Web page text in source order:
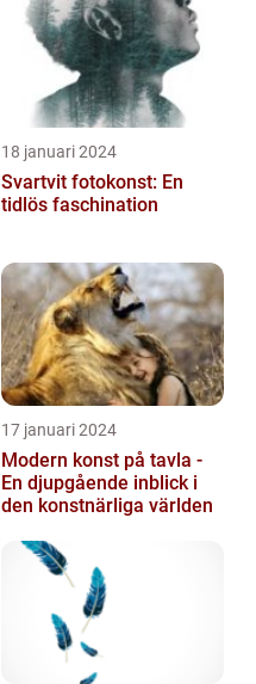
18 januari 2024
Svartvit fotokonst: En
tidlös faschination
17 januari 2024
Modern konst på tavla -
En djupgående inblick i
den konstnärliga världen